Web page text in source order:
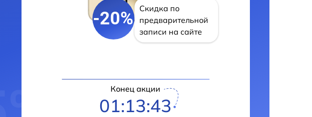
-20%
Скидка по
предварительной
записи на сайте
Конец акции
01:13:42